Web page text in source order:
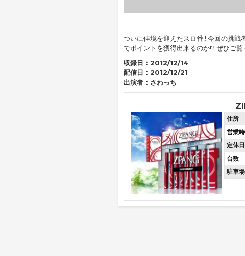
ついに佳境を迎えたスロ番!! 今回の挑戦
でポイントを獲得出来るのか!? ぜひご覧
収録日： 2012/12/14
配信日： 2012/12/21
出演者： さわっち
住所
営業
定休日
台数
駐車場